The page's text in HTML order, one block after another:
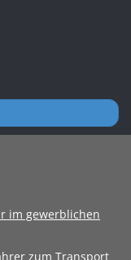
im gewerblichen
zum Transport